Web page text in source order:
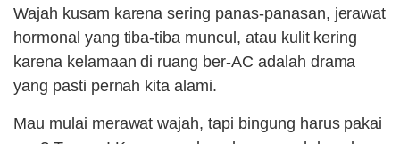
Wajah kusam karena sering panas-panasan, jerawat
hormonal yang tiba-tiba muncul, atau kulit kering
karena kelamaan di ruang ber-AC adalah drama
yang pasti pernah kita alami.
Mau mulai merawat wajah, tapi bingung harus pakai